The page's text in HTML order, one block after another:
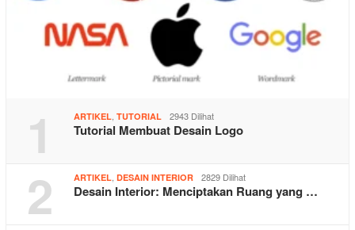
1 ARTIKEL TUTORIAL 2943 Dilihat
Tutorial Membuat Desain Logo
2 ARTIKEL DESAIN INTERIOR 2829 Dilihat
Desain Interior: Menciptakan Ruang yang …